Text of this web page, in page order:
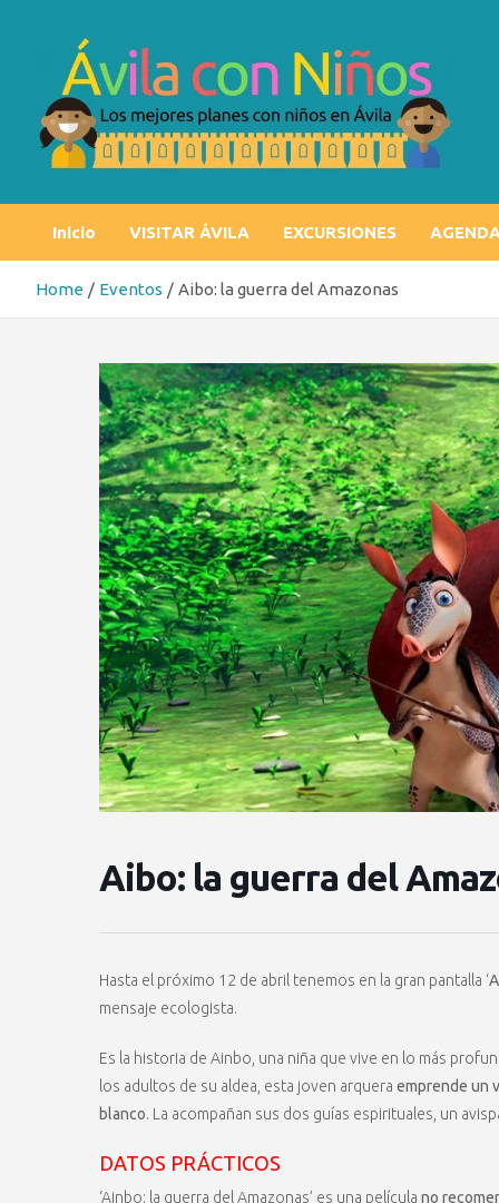
Inicio VISITAR ÁVILA EXCURSIONES AGENDA
Home Eventos Aibo: la guerra del Amazonas
Aibo: la guerra del
Hasta el próximo 12 de abril tenemos en la gran pantalla ‘
mensaje ecologista.
Es la historia de Ainbo, una niña que vive en lo más
los adultos de su aldea, esta joven arquera emprende un
blanco. La acompañan sus dos guías espirituales, un
DATOS PRÁCTICOS
‘Ainbo: la guerra del Amazonas’ es una película no